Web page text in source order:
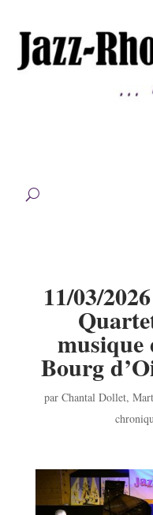
11/03/
Bourg
par Chantal Dollet,